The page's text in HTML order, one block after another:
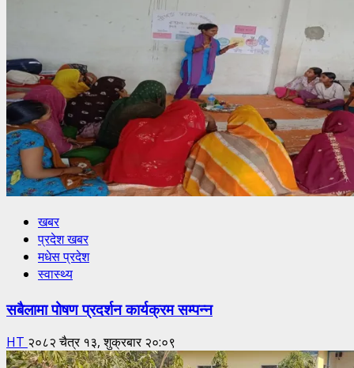
खबर
प्रदेश खबर
मधेस प्रदेश
स्वास्थ्य
सबैलामा पोषण प्रदर्शन कार्यक्रम सम्पन्न
HT २०८२ चैत्र १३, शुक्रबार २०:०९